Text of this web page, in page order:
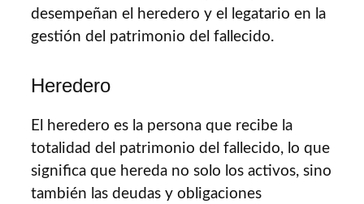
desempeñan el heredero y el legatario en la
gestión del patrimonio del fallecido.
Heredero
El heredero es la persona que recibe la
totalidad del patrimonio del fallecido, lo que
significa que hereda no solo los activos, sino
también las deudas y obligaciones